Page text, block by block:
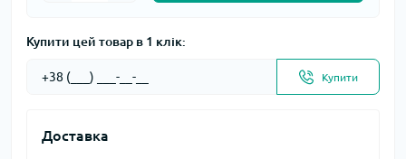
Купити цей товар в 1 клік:
Купити
Доставка